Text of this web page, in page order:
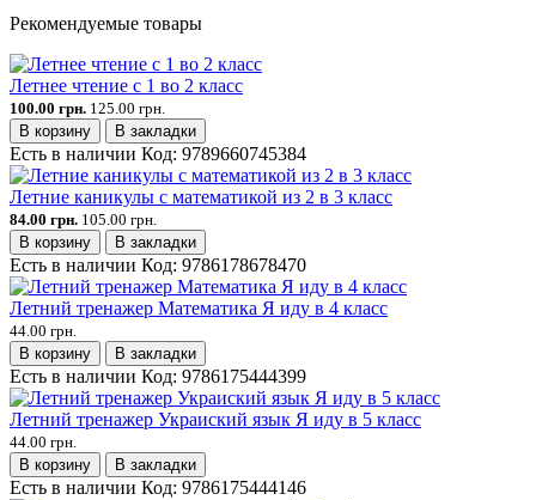
Рекомендуемые товары
Летнее чтение с 1 во 2 класс
100.00 грн. 125.00 грн.
В корзину
В закладки
Есть в наличии Код: 9789660745384
Летние каникулы с математикой из 2 в 3 класс
84.00 грн. 105.00 грн.
В корзину
В закладки
Есть в наличии Код: 9786178678470
Летний тренажер Математика Я иду в 4 класс
44.00 грн.
В корзину
В закладки
Есть в наличии Код: 9786175444399
Летний тренажер Украиский язык Я иду в 5 класс
44.00 грн.
В корзину
В закладки
Есть в наличии Код: 9786175444146